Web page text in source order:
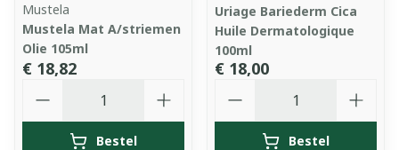
Mustela
Mustela Mat A/striemen
Olie 105ml
€ 18,82
Bestel
Uriage Bariederm Cica
Huile Dermatologique
100ml
€ 18,00
Bestel